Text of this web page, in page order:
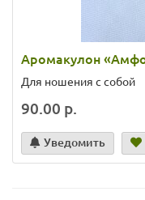
Аромакулон
Для ношения с собой
90.00 р.
Уведомить